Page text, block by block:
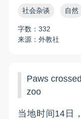
社会杂谈 自然
字数：332
来源：外教社
Paws
zoo
当地时间14日